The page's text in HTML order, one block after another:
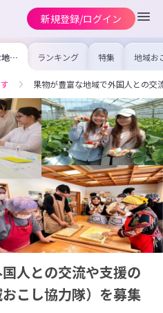
新規登録/ログイン
域
流
こ
集
ランキング 特集 地域お
の求
を集め
事内容
を比較
合った
けよう
果物が豊富な地域で外国人との交
人との交流や支援の
こし協力隊）を募集